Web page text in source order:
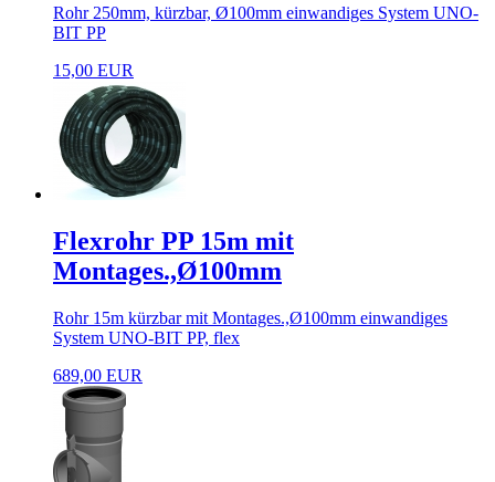
Rohr 250mm, kürzbar, Ø100mm einwandiges System UNO-
BIT PP
15,00 EUR
Flexrohr PP 15m mit
Montages.,Ø100mm
Rohr 15m kürzbar mit Montages.,Ø100mm einwandiges
System UNO-BIT PP, flex
689,00 EUR